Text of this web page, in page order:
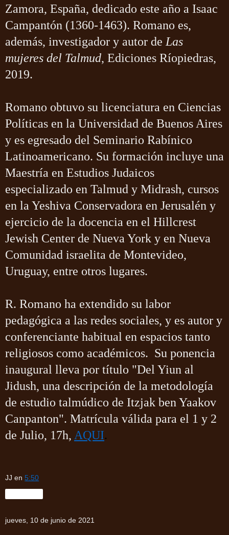
Zamora, España, dedicado este año a Isaac
Campantón (1360-1463). Romano es,
además, investigador y autor de Las
mujeres del Talmud, Ediciones Ríopiedras,
2019.
Romano obtuvo su licenciatura en Ciencias
Políticas en la Universidad de Buenos Aires
y es egresado del Seminario Rabínico
Latinoamericano. Su formación incluye una
Maestría en Estudios Judaicos
especializado en Talmud y Midrash, cursos
en la Yeshiva Conservadora en Jerusalén y
ejercicio de la docencia en el Hillcrest
Jewish Center de Nueva York y en Nueva
Comunidad israelita de Montevideo,
Uruguay, entre otros lugares.
R. Romano ha extendido su labor
pedagógica a las redes sociales, y es autor y
conferenciante habitual en espacios tanto
religiosos como académicos. Su ponencia
inaugural lleva por título "Del Yiun al
Jidush, una descripción de la metodología
de estudio talmúdico de Itzjak ben Yaakov
Canpanton". Matrícula válida para el 1 y 2
de Julio, 17h, AQUI.
JJ en 5:50
jueves, 10 de junio de 2021